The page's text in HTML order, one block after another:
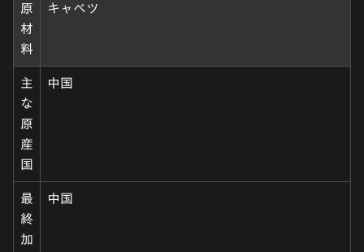
原
材
料
キャベツ
主
な
原
産
国
中国
最
終
加
中国